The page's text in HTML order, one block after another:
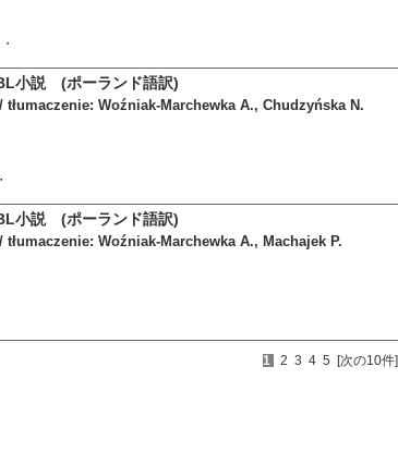
説 (ポーランド語訳)
tłumaczenie: Woźniak-Marchewka A., Chudzyńska N.
説 (ポーランド語訳)
tłumaczenie: Woźniak-Marchewka A., Machajek P.
1 2 3 4 5 [次の10件]